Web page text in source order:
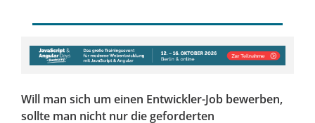
Will man sich um einen Entwickler-Job bewerben,
sollte man nicht nur die geforderten